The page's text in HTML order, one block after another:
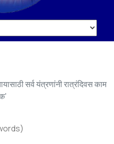
सर्व यंत्रणांनी रात्रंदिवस काम